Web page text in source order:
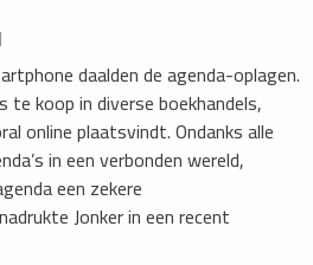
daalden de agenda-oplagen.
koop in diverse boekhandels,
online plaatsvindt. Ondanks alle
in een verbonden wereld,
een zekere
Jonker in een recent